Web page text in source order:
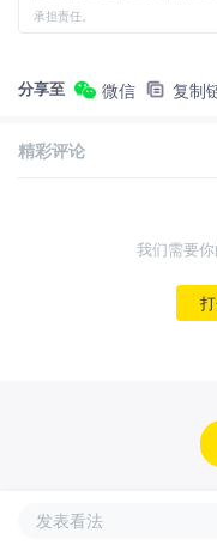
承担责任。
分享至 微信 复制
精彩评论
我们需要
发表看法